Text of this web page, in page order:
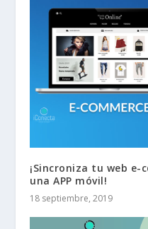
¡Sincroniza tu web
una APP móvil!
18 septiembre, 2019